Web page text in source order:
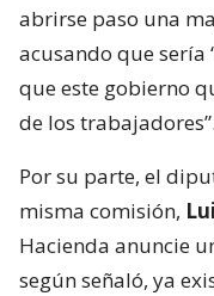
abrirse paso una
acusando que sería
que este gobierno
de los trabajadores”.
Por su parte, el
misma comisión,
Hacienda anuncie
según señaló, ya